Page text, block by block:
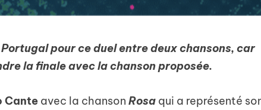
pour ce duel entre deux chansons, car
la finale avec la chanson proposée.
Cante avec la chanson Rosa qui a représenté